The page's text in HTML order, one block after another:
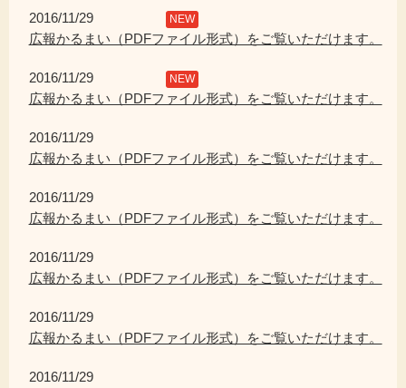
表
2016/11/29 NEW
広報かるまい（PDFファイル形式）をご覧いただけます。
2016/11/29 NEW
広報かるまい（PDFファイル形式）をご覧いただけます。
2016/11/29
広報かるまい（PDFファイル形式）をご覧いただけます。
2016/11/29
広報かるまい（PDFファイル形式）をご覧いただけます。
2016/11/29
広報かるまい（PDFファイル形式）をご覧いただけます。
2016/11/29
広報かるまい（PDFファイル形式）をご覧いただけます。
2016/11/29